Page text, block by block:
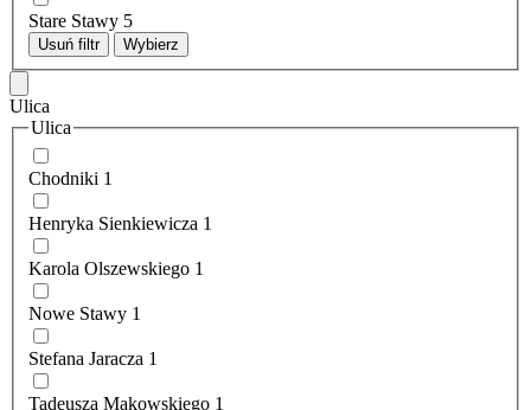
Stare Stawy 5
Usuń filtr Wybierz
Ulica
Ulica
Chodniki 1
Henryka Sienkiewicza 1
Karola Olszewskiego 1
Nowe Stawy 1
Stefana Jaracza 1
Tadeusza Makowskiego 1